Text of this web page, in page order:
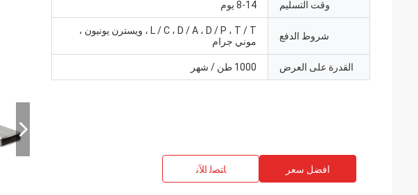
وقت التسليم 8-14 يوم
شروط الدفع
L / C ، D / A ، D / P ، T / T ، ويسترن يونيون ،
موني جرام
القدرة على العرض 1000 طن / شهر
افضل سعر ﺎﺘﺼﻟ ﺍﻶﻧ